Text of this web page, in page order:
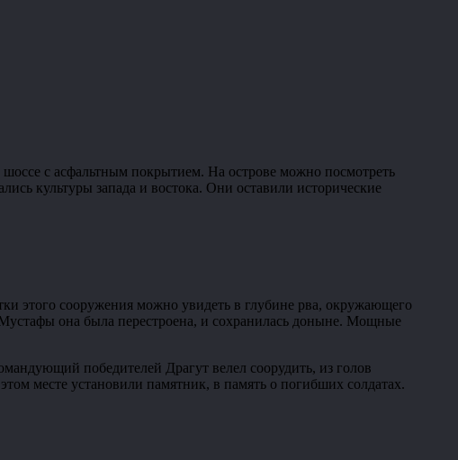
с асфальтным покрытием. На острове можно посмотреть
культуры запада и востока. Они оставили исторические
этого сооружения можно увидеть в глубине рва, окружающего
она была перестроена, и сохранилась доныне. Мощные
победителей Драгут велел соорудить, из голов
месте установили памятник, в память о погибших солдатах.